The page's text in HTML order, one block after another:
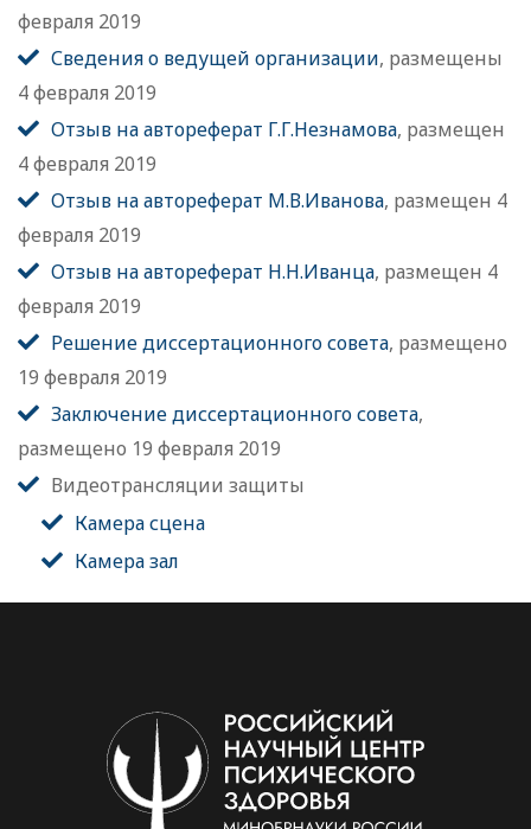
февраля 2019
Сведения о ведущей организации, размещены
4 февраля 2019
Отзыв на автореферат Г.Г.Незнамова, размещен
4 февраля 2019
Отзыв на автореферат М.В.Иванова, размещен 4
февраля 2019
Отзыв на автореферат Н.Н.Иванца, размещен 4
февраля 2019
Решение диссертационного совета, размещено
19 февраля 2019
Заключение диссертационного совета,
размещено 19 февраля 2019
Видеотрансляции защиты
Камера сцена
Камера зал